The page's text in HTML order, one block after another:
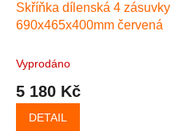
Skříňka dílenská 4 zásuvky
690x465x400mm červená
Vyprodáno
5 180 Kč
DETAIL